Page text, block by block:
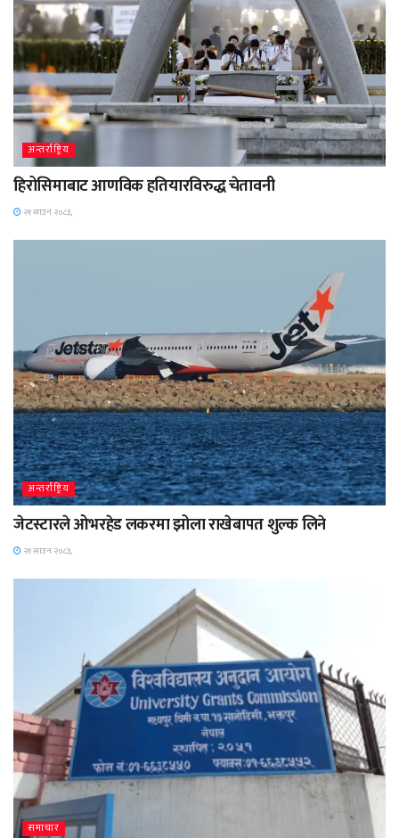
अन्तर्राष्ट्रिय
हिरोसिमाबाट आणविक हतियारविरुद्ध चेतावनी
२१ साउन २०८३,
अन्तर्राष्ट्रिय
जेटस्टारले ओभरहेड लकरमा झोला राखेबापत शुल्क लिने
२१ साउन २०८३,
समाचार